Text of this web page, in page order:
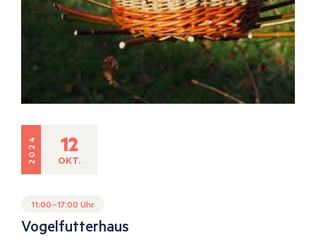
2024 12
OKT.
11:00–17:00 Uhr
Vogelfutterhaus